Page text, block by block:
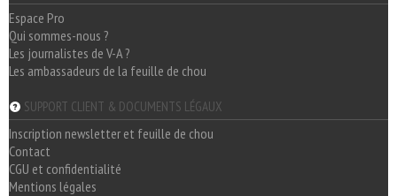
Espace Pro
Qui sommes-nous ?
Les journalistes de V-A ?
Les ambassadeurs de la feuille de chou
SUPPORT CLIENT & DOCUMENTS LÉGAUX
Inscription newsletter et feuille de chou
Contact
CGU et confidentialité
Mentions légales